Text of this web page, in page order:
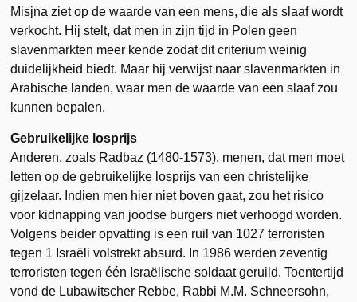
Misjna ziet op de waarde van een mens, die als slaaf wordt
verkocht. Hij stelt, dat men in zijn tijd in Polen geen
slavenmarkten meer kende zodat dit criterium weinig
duidelijkheid biedt. Maar hij verwijst naar slavenmarkten in
Arabische landen, waar men de waarde van een slaaf zou
kunnen bepalen.
Gebruikelijke losprijs
Anderen, zoals Radbaz (1480-1573), menen, dat men moet
letten op de gebruikelijke losprijs van een christelijke
gijzelaar. Indien men hier niet boven gaat, zou het risico
voor kidnapping van joodse burgers niet verhoogd worden.
Volgens beider opvatting is een ruil van 1027 terroristen
tegen 1 Israëli volstrekt absurd. In 1986 werden zeventig
terroristen tegen één Israëlische soldaat geruild. Toentertijd
vond de Lubawitscher Rebbe, Rabbi M.M. Schneersohn,